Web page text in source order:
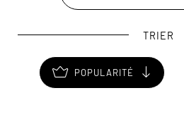
expéditions polaires françaises.
TRIER
POPULARITÉ